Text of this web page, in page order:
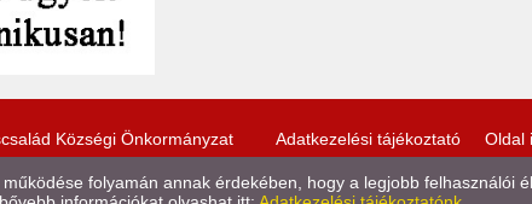
Községi Önkormányzat Adatkezelési tájékoztató Oldal
folyamán annak érdekében, hogy a legjobb felhasználói